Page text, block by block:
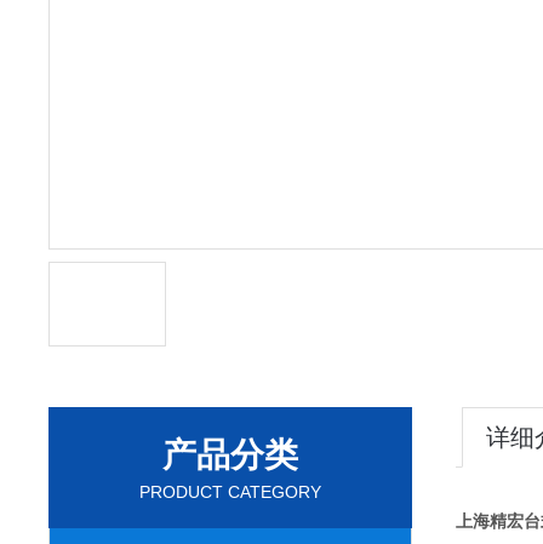
产品分类
PRODUCT CATEGORY
详细
上海精宏